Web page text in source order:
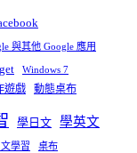
與其他 Google 應用
Windows 7
遊戲 動態桌布
學日文 學英文
文學習 桌布